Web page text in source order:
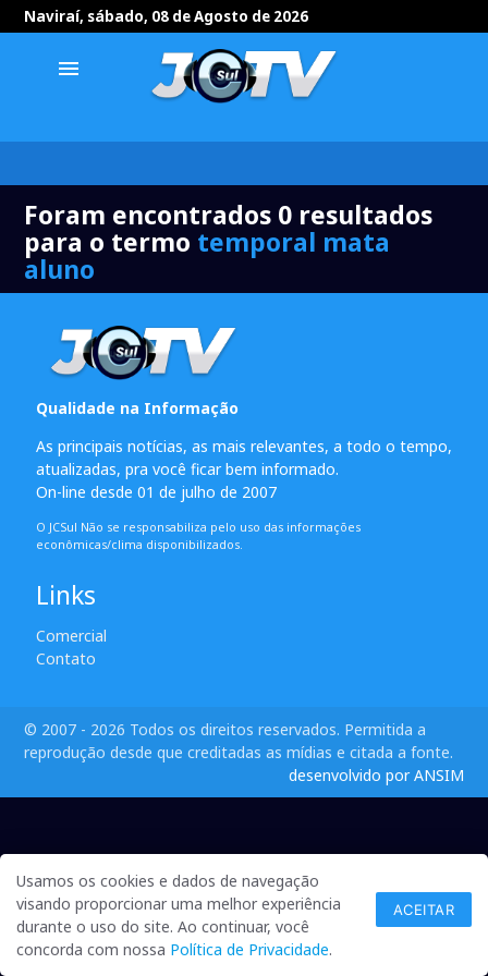
Naviraí, sábado, 08 de Agosto de 2026
menu
Foram encontrados 0 resultados
para o termo temporal mata
aluno
Qualidade na Informação
As principais notícias, as mais relevantes, a todo o tempo,
atualizadas, pra você ficar bem informado.
On-line desde 01 de julho de 2007
O JCSul Não se responsabiliza pelo uso das informações
econômicas/clima disponibilizados.
Links
Comercial
Contato
© 2007 - 2026 Todos os direitos reservados. Permitida a
reprodução desde que creditadas as mídias e citada a fonte.
desenvolvido por ANSIM
Usamos os cookies e dados de navegação
visando proporcionar uma melhor experiência
durante o uso do site. Ao continuar, você
concorda com nossa Política de Privacidade.
ACEITAR